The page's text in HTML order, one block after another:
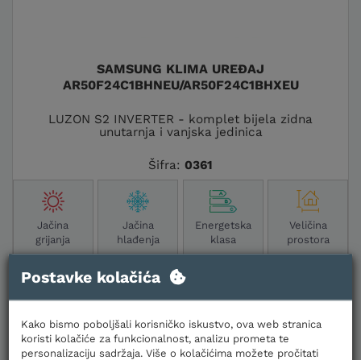
SAMSUNG KLIMA UREĐAJ
AR50F24C1BHNEU/AR50F24C1BHXEU
LUZON S2 INVERTER - komplet bijela zidna
unutarnja i vanjska jedinica
Šifra: 0361
Jačina
grijanja
Jačina
hlađenja
Energetska
klasa
Veličina
prostora
Cijene za jednokratno plaćanje
1.387,63 €
1.632,51 €
Postavke kolačića
Kako bismo poboljšali korisničko iskustvo, ova web stranica
koristi kolačiće za funkcionalnost, analizu prometa te
personalizaciju sadržaja. Više o kolačićima možete pročitati